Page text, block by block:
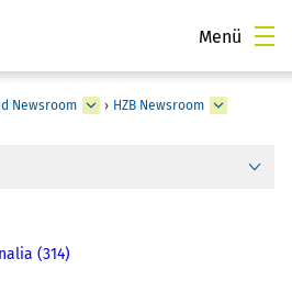
Menü
Newsroom › HZB Newsroom
(314)